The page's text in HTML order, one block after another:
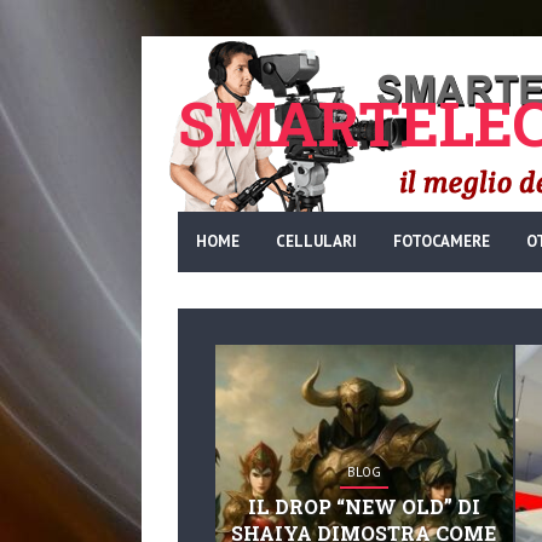
HOME CELLULARI FOTOCAMERE
BLOG
IL DROP “NEW OLD” DI
SHAIYA DIMOSTRA COME